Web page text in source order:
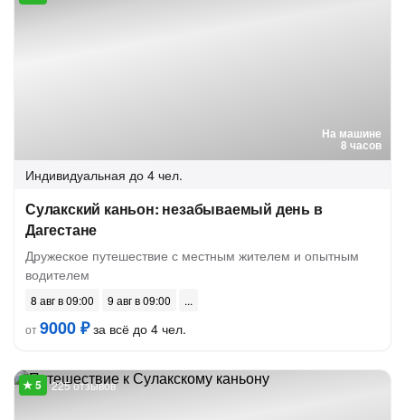
На машине
8 часов
Индивидуальная до 4 чел.
Сулакский каньон: незабываемый день в
Дагестане
Дружеское путешествие с местным жителем и опытным
водителем
8 авг в 09:00
9 авг в 09:00
от9000 ₽за всё до 4 чел.
225 отзывов